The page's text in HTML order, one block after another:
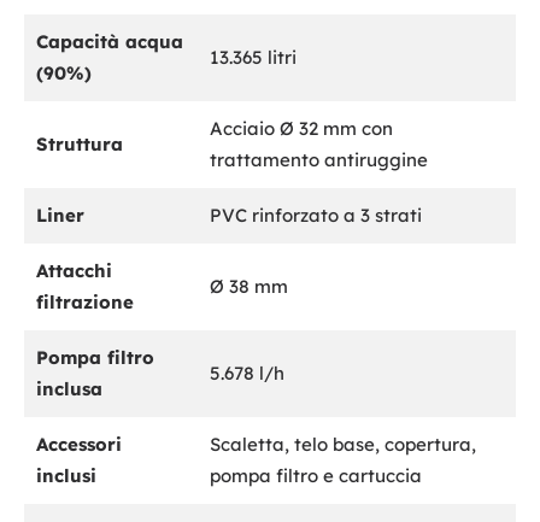
Capacità acqua
(90%)
13.365 litri
Struttura
Acciaio Ø 32 mm con
trattamento antiruggine
Liner PVC rinforzato a 3 strati
Attacchi
filtrazione
Ø 38 mm
Pompa filtro
inclusa
5.678 l/h
Accessori
inclusi
Scaletta, telo base, copertura,
pompa filtro e cartuccia